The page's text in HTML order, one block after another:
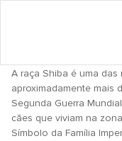
CURIOSIDADES
COMPORTAMENTO
CACHORRO
SHIBA:
A raça Shiba é uma
aproximadamente mais
Segunda Guerra
cães que viviam na
Símbolo da Família